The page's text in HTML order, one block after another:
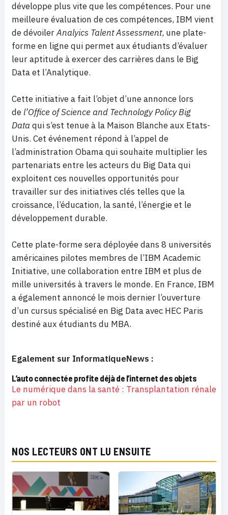
développe plus vite que les compétences. Pour une
meilleure évaluation de ces compétences, IBM vient
de dévoilerAnalyics Talent Assessment, une plate-
forme en ligne qui permet aux étudiants d’évaluer
leur aptitude à exercer des carrières dans le Big
Data et l’Analytique.
Cette initiative a fait l’objet d’une annonce lors
de l’Office of Science and Technology Policy Big
Data qui s’est tenue à la Maison Blanche aux Etats-
Unis. Cet événement répond à l’appel de
l’administration Obama qui souhaite multiplier les
partenariats entre les acteurs du Big Data qui
exploitent ces nouvelles opportunités pour
travailler sur des initiatives clés telles que la
croissance, l’éducation, la santé, l’énergie et le
développement durable.
Cette plate-forme sera déployée dans 8 universités
américaines pilotes membres de l’IBM Academic
Initiative, une collaboration entre IBM et plus de
mille universités à travers le monde. En France, IBM
a également annoncé le mois dernier l’ouverture
d’un cursus spécialisé en Big Data avec HEC Paris
destiné aux étudiants du MBA.
Egalement sur InformatiqueNews :
L’auto connectée profite déjà de l’internet des objets
Le numérique dans la santé : Transplantation rénale
par un robot
NOS LECTEURS ONT LU ENSUITE